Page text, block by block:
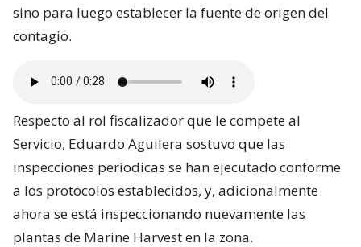
sino para luego establecer la fuente de origen del
contagio.
Respecto al rol fiscalizador que le compete al
Servicio, Eduardo Aguilera sostuvo que las
inspecciones períodicas se han ejecutado conforme
a los protocolos establecidos, y, adicionalmente
ahora se está inspeccionando nuevamente las
plantas de Marine Harvest en la zona.